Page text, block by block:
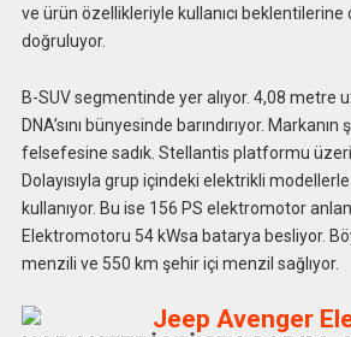
ve ürün özellikleriyle kullanıcı beklentilerine
doğruluyor.
B-SUV segmentinde yer alıyor. 4,08 metre
DNA’sını bünyesinde barındırıyor.
felsefesine sadık. Stellantis platformu
Dolayısıyla grup içindeki elektrikli
kullanıyor. Bu ise 156 PS elektromotor
Elektromotoru 54 kWsa batarya besliyor.
menzili ve 550 km şehir içi menzil sağlıyor.